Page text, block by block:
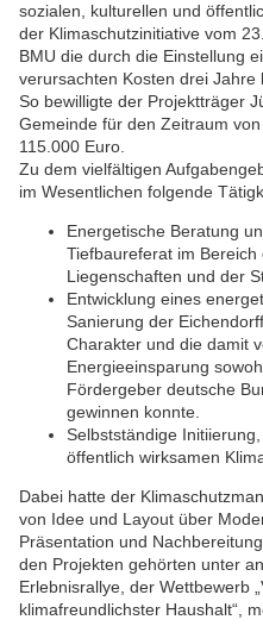
sozialen, kulturellen und
der Klimaschutzinitiative vom
BMU die durch die Einstellung
verursachten Kosten drei Jahre
So bewilligte der Projektträger
Gemeinde für den Zeitraum
115.000 Euro.
Zu dem vielfältigen
im Wesentlichen folgende
Energetische Beratung
Tiefbaureferat im
Liegenschaften und der
Entwicklung eines
Sanierung der
Charakter und die damit
Energieeinsparung
Fördergeber deutsche
gewinnen konnte.
Selbstständige
öffentlich wirksamen
Dabei hatte der
von Idee und Layout über
Präsentation und
den Projekten gehörten unter
Erlebnisrallye, der Wettbewerb
klimafreundlichster Haushalt“,